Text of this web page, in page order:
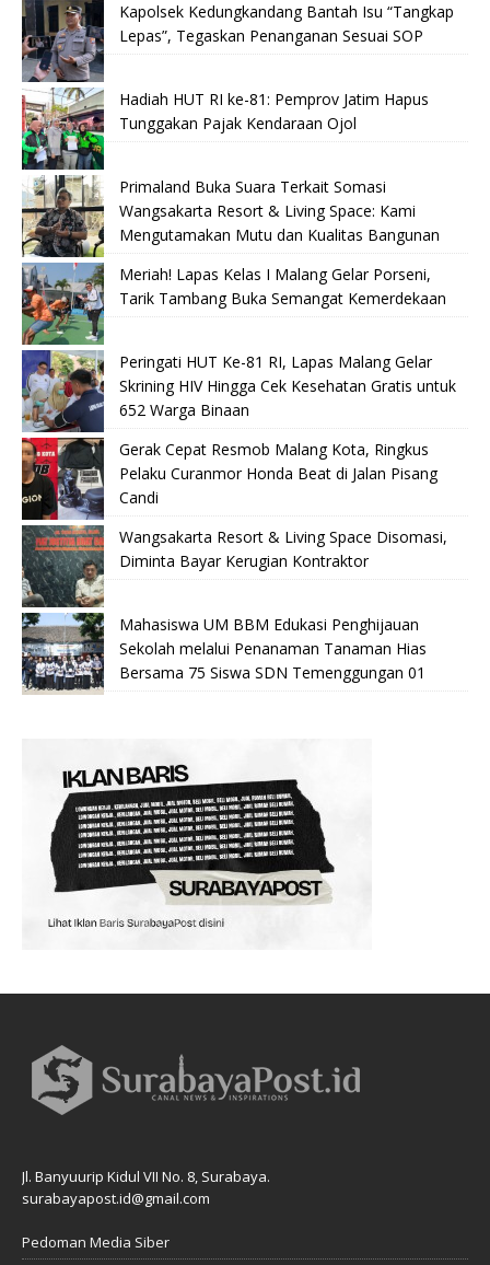
Kapolsek Kedungkandang Bantah Isu “Tangkap
Lepas”, Tegaskan Penanganan Sesuai SOP
Hadiah HUT RI ke-81: Pemprov Jatim Hapus
Tunggakan Pajak Kendaraan Ojol
Primaland Buka Suara Terkait Somasi
Wangsakarta Resort & Living Space: Kami
Mengutamakan Mutu dan Kualitas Bangunan
Meriah! Lapas Kelas I Malang Gelar Porseni,
Tarik Tambang Buka Semangat Kemerdekaan
Peringati HUT Ke-81 RI, Lapas Malang Gelar
Skrining HIV Hingga Cek Kesehatan Gratis untuk
652 Warga Binaan
Gerak Cepat Resmob Malang Kota, Ringkus
Pelaku Curanmor Honda Beat di Jalan Pisang
Candi
Wangsakarta Resort & Living Space Disomasi,
Diminta Bayar Kerugian Kontraktor
Mahasiswa UM BBM Edukasi Penghijauan
Sekolah melalui Penanaman Tanaman Hias
Bersama 75 Siswa SDN Temenggungan 01
Jl. Banyuurip Kidul VII No. 8, Surabaya.
surabayapost.id@gmail.com
Pedoman Media Siber